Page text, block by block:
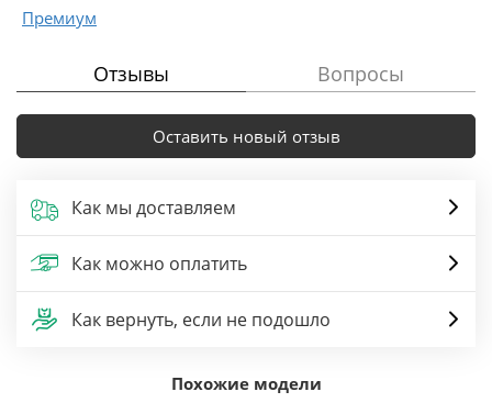
Премиум
Отзывы Вопросы
Оставить новый отзыв
Как мы доставляем
Как можно оплатить
Как вернуть, если не подошло
Похожие модели